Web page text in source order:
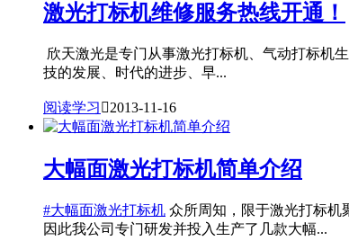
激光打标机维修服务热线开通！
欣天激光是专门从事激光打标机、气动打标机
技的发展、时代的进步、早...
阅读学习 2013-11-16
大幅面激光打标机简单介绍
#大幅面激光打标机 众所周知，限于激光打标机
因此我公司专门研发并投入生产了几款大幅...